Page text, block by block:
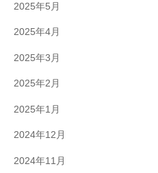
2025年5月
2025年4月
2025年3月
2025年2月
2025年1月
2024年12月
2024年11月